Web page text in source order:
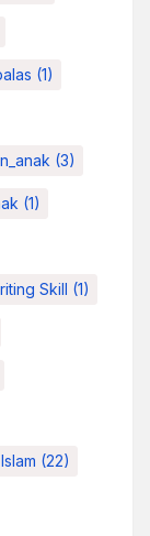
(1)
(3)
(1)
Skill (1)
(22)